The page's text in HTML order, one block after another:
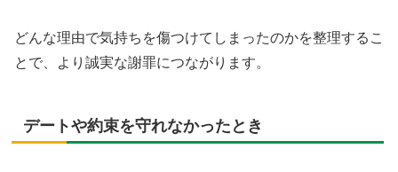
どんな理由で気持ちを傷つけてしまったのかを整理するこ
とで、より誠実な謝罪につながります。
デートや約束を守れなかったとき